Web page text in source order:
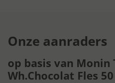
Onze aanraders
op basis van Monin
Wh.Chocolat Fles